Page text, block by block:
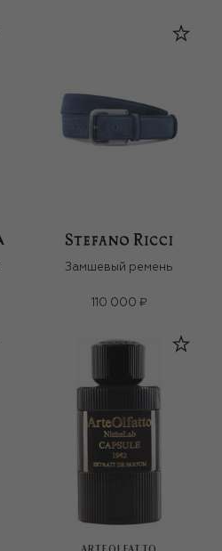
Замшевый ремень
110 000 ₽